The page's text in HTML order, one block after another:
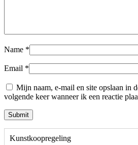
Name *
Email *
Mijn naam, e-mail en site opslaan in
volgende keer wanneer ik een reactie
Kunstkoopregeling